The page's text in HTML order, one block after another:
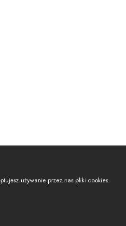
używanie przez nas pliki cookies.